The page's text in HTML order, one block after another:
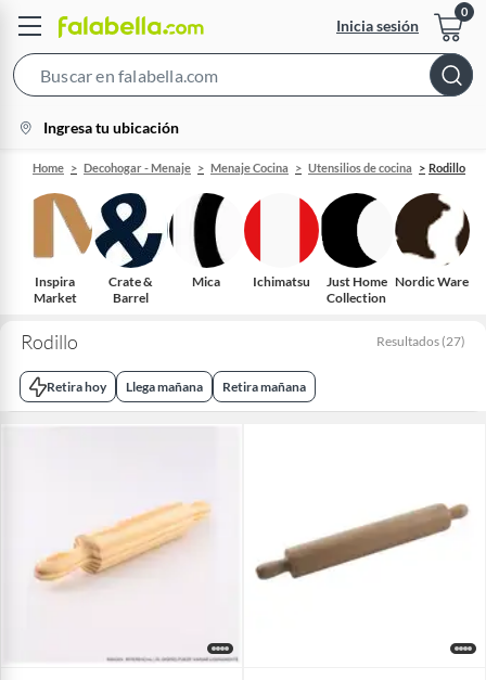
Inicia sesión
Bar
location-
icon
Ingresa tu ubicación
Home Decohogar - Menaje Menaje Cocina Utensilios de cocina Rodillo
Inspira
Market
Crate &
Barrel
Mica Ichimatsu
Just Home
Collection
Nordic Ware
Rodillo Resultados (27)
Retira hoy Llega mañana Retira mañana